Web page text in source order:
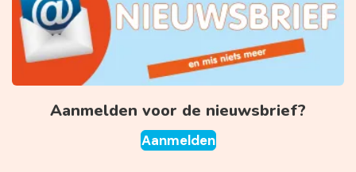
Aanmelden voor de nieuwsbrief?
Aanmelden